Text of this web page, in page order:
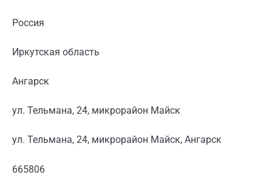
Россия
Иркутская область
Ангарск
ул. Тельмана, 24, микрорайон Майск
ул. Тельмана, 24, микрорайон Майск, Ангарск
665806